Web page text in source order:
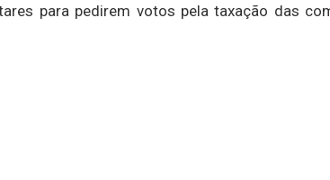
para pedirem votos pela taxação das